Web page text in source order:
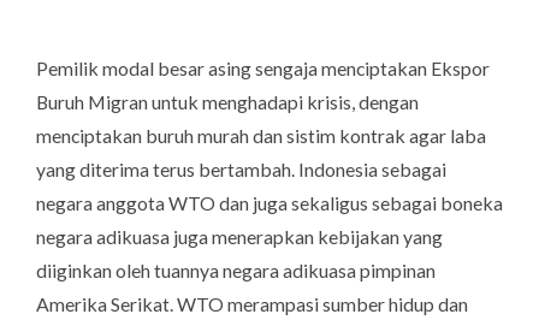
Pemilik modal besar asing sengaja menciptakan Ekspor
Buruh Migran untuk menghadapi krisis, dengan
menciptakan buruh murah dan sistim kontrak agar laba
yang diterima terus bertambah. Indonesia sebagai
negara anggota WTO dan juga sekaligus sebagai boneka
negara adikuasa juga menerapkan kebijakan yang
diiginkan oleh tuannya negara adikuasa pimpinan
Amerika Serikat. WTO merampasi sumber hidup dan